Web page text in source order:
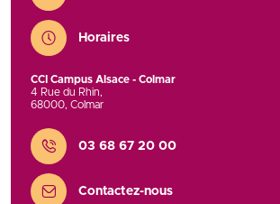
Horaires
CCI Campus Alsace - Colmar
4 Rue du Rhin,
68000, Colmar
Contact
03 68 67 20 00
Contactez-nous